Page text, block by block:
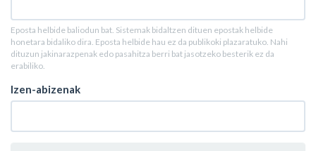
Eposta helbide baliodun bat. Sistemak bidaltzen dituen epostak helbide
honetara bidaliko dira. Eposta helbide hau ez da publikoki plazaratuko. Nahi
dituzun jakinarazpenak edo pasahitza berri bat jasotzeko besterik ez da
erabiliko.
Izen-abizenak